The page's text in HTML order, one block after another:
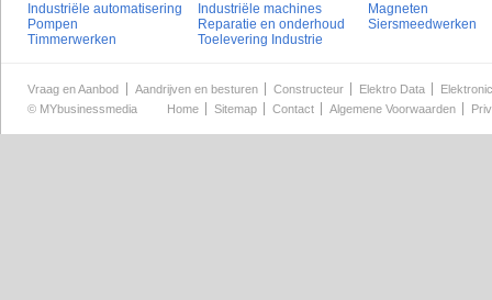
Industriële automatisering
Industriële machines
Magneten
Pompen
Reparatie en onderhoud
Siersmeedwerken
Timmerwerken
Toelevering Industrie
Vraag en Aanbod Aandrijven en besturen Constructeur Elektro Data
© MYbusinessmedia Home Sitemap Contact Algemene Voorwaarden